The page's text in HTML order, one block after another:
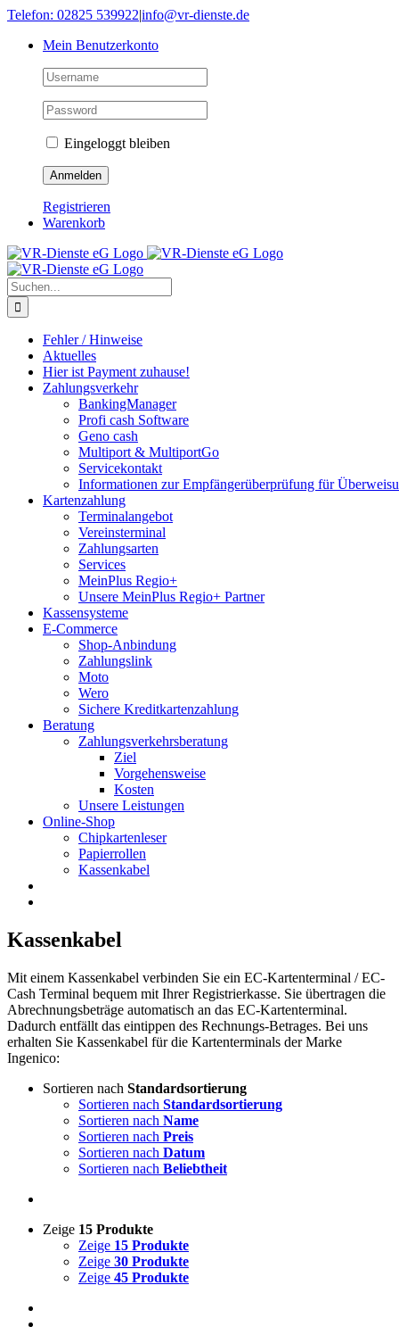
Skip
content
Telefon: 02825 539922|info@vr-dienste.de
Mein Benutzerkonto
Eingeloggt bleiben
Registrieren
Warenkorb
Suche
nach:
Fehler / Hinweise
Aktuelles
Hier ist Payment zuhause!
Zahlungsverkehr
BankingManager
Profi cash Software
Geno cash
Multiport & MultiportGo
Servicekontakt
Informationen zur Empfängerüberprüfung für
Kartenzahlung
Terminalangebot
Vereinsterminal
Zahlungsarten
Services
MeinPlus Regio+
Unsere MeinPlus Regio+ Partner
Kassensysteme
E-Commerce
Shop-Anbindung
Zahlungslink
Moto
Wero
Sichere Kreditkartenzahlung
Beratung
Zahlungsverkehrsberatung
Ziel
Vorgehensweise
Kosten
Unsere Leistungen
Online-Shop
Chipkartenleser
Papierrollen
Kassenkabel
Kassenkabel
Mit einem Kassenkabel verbinden Sie ein EC-Kartenterminal / EC-
Cash Terminal bequem mit Ihrer Registrierkasse. Sie übertragen die
Abrechnungsbeträge automatisch an das EC-Kartenterminal.
Dadurch entfällt das eintippen des Rechnungs-Betrages. Bei uns
erhalten Sie Kassenkabel für die Kartenterminals der Marke
Ingenico:
Sortieren nach Standardsortierung
Sortieren nach Standardsortierung
Sortieren nach Name
Sortieren nach Preis
Sortieren nach Datum
Sortieren nach Beliebtheit
Zeige 15 Produkte
Zeige 15 Produkte
Zeige 30 Produkte
Zeige 45 Produkte